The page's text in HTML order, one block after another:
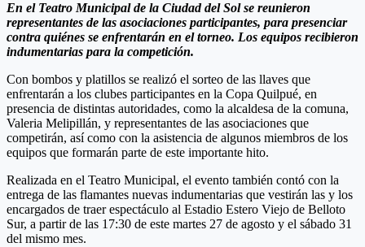
En el Teatro Municipal de la Ciudad del Sol se reunieron
representantes de las asociaciones participantes, para presenciar
contra quiénes se enfrentarán en el torneo. Los equipos recibieron
indumentarias para la competición.
Con bombos y platillos se realizó el sorteo de las llaves que
enfrentarán a los clubes participantes en la Copa Quilpué, en
presencia de distintas autoridades, como la alcaldesa de la comuna,
Valeria Melipillán, y representantes de las asociaciones que
competirán, así como con la asistencia de algunos miembros de los
equipos que formarán parte de este importante hito.
Realizada en el Teatro Municipal, el evento también contó con la
entrega de las flamantes nuevas indumentarias que vestirán las y los
encargados de traer espectáculo al Estadio Estero Viejo de Belloto
Sur, a partir de las 17:30 de este martes 27 de agosto y el sábado 31
del mismo mes.